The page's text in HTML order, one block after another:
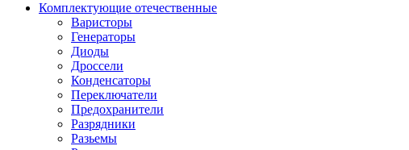
Комплектующие отечественные
Варисторы
Генераторы
Диоды
Дроссели
Конденсаторы
Переключатели
Предохранители
Разрядники
Разьемы